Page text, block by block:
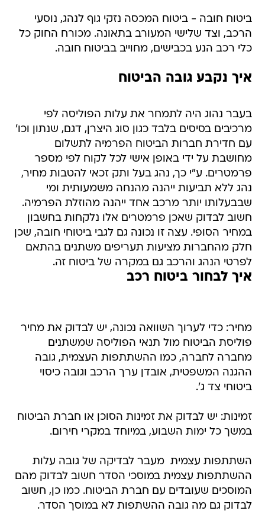
ביטוח חובה - ביטוח המכסה נזקי גוף לנהג, נוסעי
הרכב, וצד שלישי המעורב בתאונה. מכורח החוק כל
כלי רכב הנע בכבישים, מחוייב בביטוח חובה.
איך נקבע גובה הביטוח
בעבר נהוג היה לתמחר את עלות הפוליסה לפי
מרכיבים בסיסים בלבד כגון סוג היצרן, דגם, שנתון וכו'
עם חדירת חברות הביטוח הפרמיה לתשלום
מחושבת על ידי באופן אישי לכל לקוח לפי מספר
פרמטרים. ע"י כך, נהג בעל ותק זכאי להטבות מחיר,
נהג ללא תביעות ייהנה מהנחה משמעותית ומי
שבבעלותו יותר מרכב אחד ייהנה מהוזלת הפרמיה.
חשוב לבדוק שאכן פרמטרים אלו נלקחות בחשבון
במחיר הסופי. עצה זו נכונה גם לגבי ביטוחי חובה, שכן
חלק מהחברות מציעות תעריפים משתנים בהתאם
לפרטי הנהג והרכב גם במקרה של ביטוח זה.
איך לבחור ביטוח רכב
מחיר: כדי לערוך השוואה נכונה, יש לבדוק את מחיר
פוליסת הביטוח מול תנאי הפוליסה שמשתנים
מחברה לחברה, כמו ההשתתפות העצמית, גובה
ההגנה המשפטית, אובדן ערך הרכב וגובה כיסוי
ביטוחי צד ג'.
זמינות: יש לבדוק את זמינות הסוכן או חברת הביטוח
במשך כל ימות השבוע, במיוחד במקרי חירום.
השתתפות עצמית  מעבר לבדיקה של גובה עלות
ההשתתפות עצמית במוסכי הסדר חשוב לבדוק מהם
המוסכים שעובדים עם חברת הביטוח. כמו כן, חשוב
לבדוק גם מה גובה ההשתפות לא במוסך הסדר.